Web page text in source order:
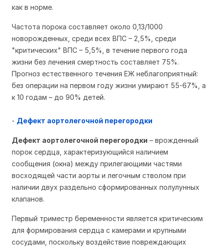
как в норме.
Частота порока составляет около 0,13/1000
новорожденных, среди всех ВПС – 2,5%, среди
"критических" ВПС – 5,5%, в течение первого года
жизни без лечения смертность составляет 75%.
Прогноз естественного течения ЕЖ неблагоприятный:
без операции на первом году жизни умирают 55-67%, а
к 10 годам – до 90% детей.
- Дефект аортолегочной перегородки
Дефект аортолегочной перегородки – врожденный
порок сердца, характеризующийся наличием
сообщения (окна) между прилегающими частями
восходящей части аорты и легочным стволом при
наличии двух раздельно сформированных полулунных
клапанов.
Первый триместр беременности является критическим
для формирования сердца с камерами и крупными
сосудами, поскольку воздействие повреждающих